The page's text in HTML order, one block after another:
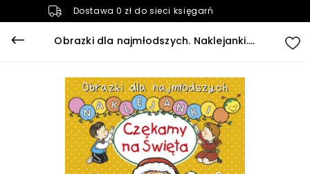
Dostawa 0 zł do sieci księgarń
Obrazki dla najmłodszych. Naklejanki. Czekamy na święta